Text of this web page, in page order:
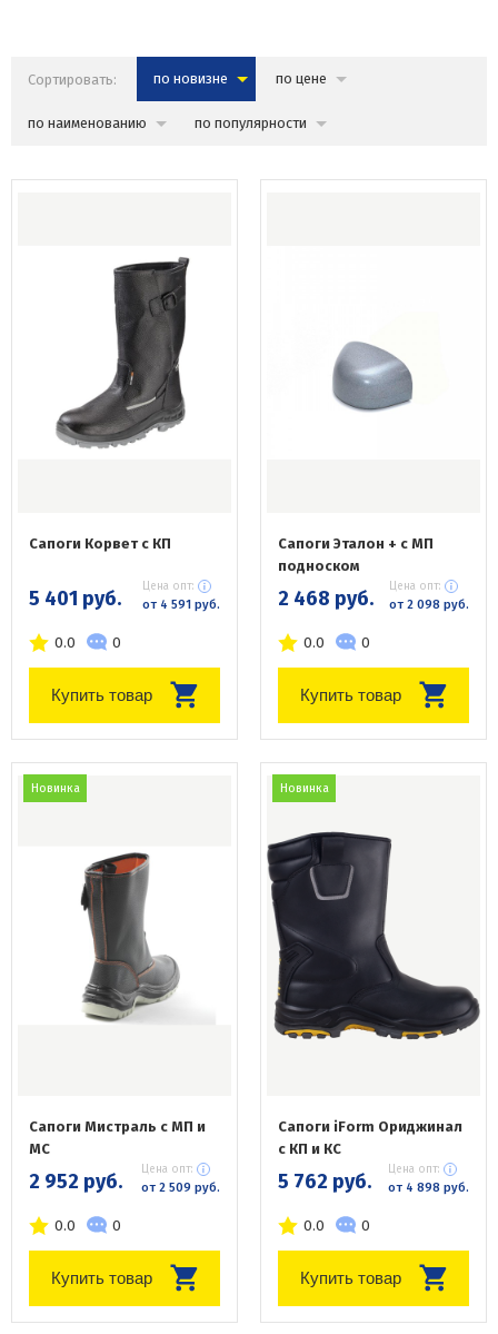
Сортировать: по новизне по цене
по наименованию по популярности
Сапоги Корвет с КП
5 401 руб. Цена опт:
от 4 591 руб.
0.0 0
Купить товар
Сапоги Эталон + с МП
подноском
2 468 руб. Цена опт:
от 2 098 руб.
0.0 0
Купить товар
Новинка
Сапоги Мистраль с МП и
МС
2 952 руб. Цена опт:
от 2 509 руб.
0.0 0
Купить товар
Новинка
Сапоги iForm Ориджинал
с КП и КС
5 762 руб. Цена опт:
от 4 898 руб.
0.0 0
Купить товар